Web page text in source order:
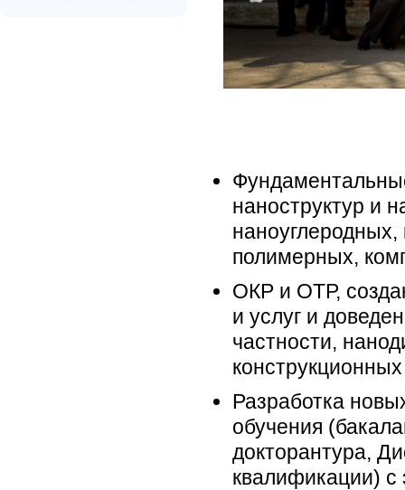
наноструктур и
полимерных,
ОКР и ОТР,
и услуг и
частности,
Разработка
обучения
докторантура,
квалификации) с